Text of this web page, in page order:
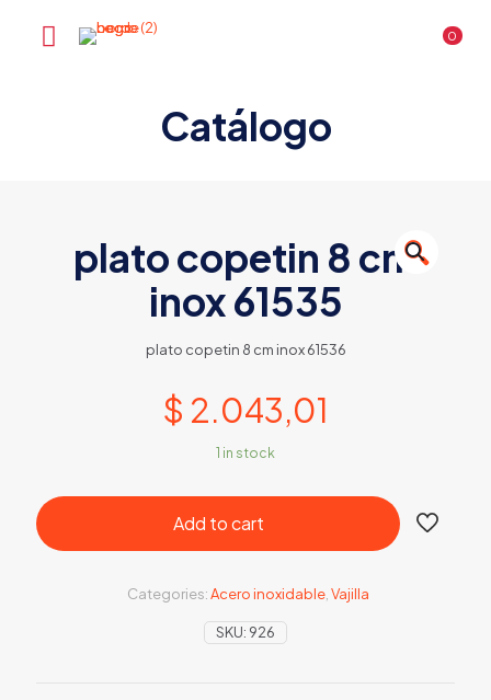
0
Catálogo
🔍
plato copetin 8 cm
inox 61535
plato copetin 8 cm inox 61536
$ 2.043,01
1 in stock
Add to cart
SKU: 926
Categories:Acero inoxidable Vajilla